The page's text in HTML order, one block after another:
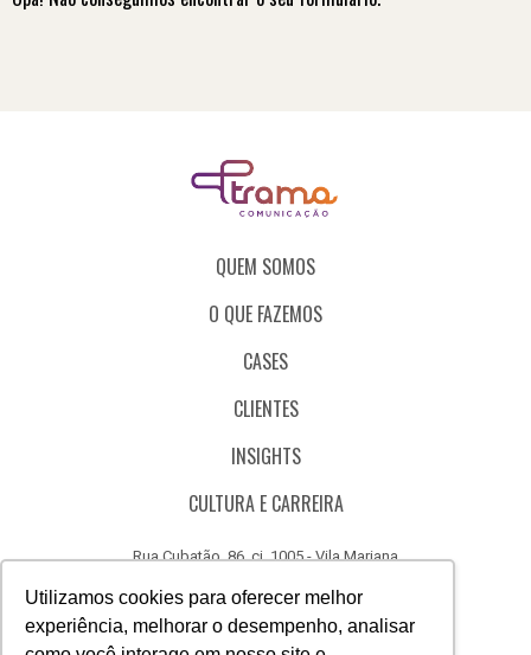
Utilizamos cookies para oferecer melhor
experiência, melhorar o desempenho, analisar
QUEM SOMOS
O QUE FAZEMOS
CASES
CLIENTES
INSIGHTS
CULTURA E CARREIRA
Rua Cubatão, 86, cj. 1005 - Vila Mariana
CÓDIGO DE ÉTICA